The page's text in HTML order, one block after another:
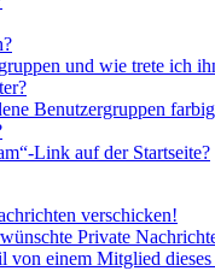
und wie trete ich
Benutzergruppen
Link auf der Startseite?
verschicken!
Private
von einem Mitglied